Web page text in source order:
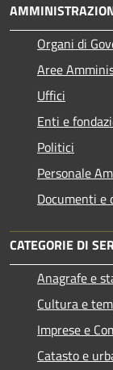
Organi di
Aree
Uffici
Enti e
Politici
Personale
Documenti e
CATEGORIE DI
Anagrafe e
Cultura e
Imprese e
Catasto e